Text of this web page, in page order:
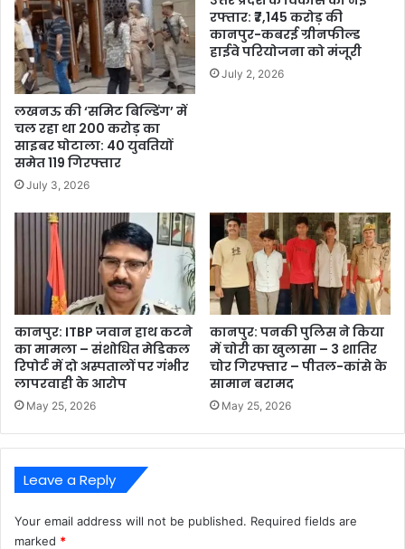
लखनऊ की ‘समिट बिल्डिंग’ में
चल रहा था 200 करोड़ का
साइबर घोटाला: 40 युवतियों
समेत 119 गिरफ्तार
July 3, 2026
रफ्तार: ₹7,145 करोड़ की
कानपुर-कबरई ग्रीनफील्ड
हाईवे परियोजना को मंजूरी
July 2, 2026
कानपुर: ITBP जवान हाथ कटने
का मामला – संशोधित मेडिकल
रिपोर्ट में दो अस्पतालों पर गंभीर
लापरवाही के आरोप
May 25, 2026
कानपुर: पनकी पुलिस ने किया
में चोरी का खुलासा – 3 शातिर
चोर गिरफ्तार – पीतल-कांसे के
सामान बरामद
May 25, 2026
Leave a Reply
Your email address will not be published. Required fields are
marked *